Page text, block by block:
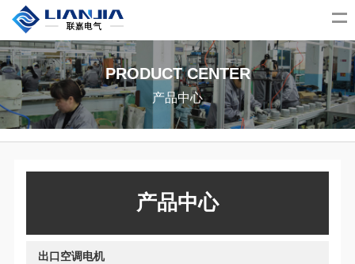
PRODUCT CENTER
产品中心
产品中心
出口空调电机